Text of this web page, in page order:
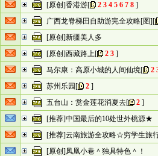
[原创]香港游[ 2 3 4 5 6 7 8 ]
广西龙脊梯田自助游完全攻略[图][
[原创]新疆美人多
[原创]西藏路上[ 2 3 ]
马尔康：高原小城的人间仙境[ 2
苏州乐园 [ 2 ]
五台山：赏金莲花消夏去[ 2 ]
[推荐]中国最后的10处世外桃源★
[推荐]云南旅游全攻略☆穷学生旅
[原创]凤凰小巷＾独具特色＾！